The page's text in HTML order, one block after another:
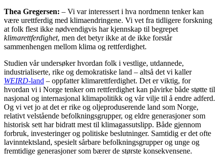
Thea Gregersen: – Vi var interessert i hva nordmenn tenker kan
være urettferdig med klimaendringene. Vi vet fra tidligere forskning
at folk flest ikke nødvendigvis har kjennskap til begrepet
klimarettferdighet, men det betyr ikke at de ikke forstår
sammenhengen mellom klima og rettferdighet.
Studien vår undersøker hvordan folk i vestlige, utdannede,
industrialiserte, rike og demokratiske land – altså det vi kaller
WEIRD-land – oppfatter klimarettferdighet. Det er viktig, for
hvordan vi i Norge tenker om rettferdighet kan påvirke både støtte til
nasjonal og internasjonal klimapolitikk og vår vilje til å endre adferd.
Og vi vet jo at det er rike og oljeproduserende land som Norge,
relativt velstående befolkningsgrupper, og eldre generasjoner som
historisk sett har bidratt mest til klimagassutslipp. Både gjennom
forbruk, investeringer og politiske beslutninger. Samtidig er det ofte
lavinntektsland, spesielt sårbare befolkningsgrupper og unge og
fremtidige generasjoner som bærer de største konsekvensene.